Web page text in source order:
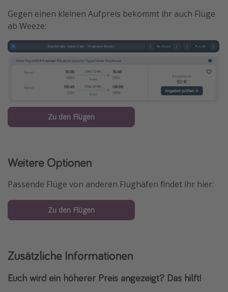
Gegen einen kleinen Aufpreis bekommt ihr auch Flüge
ab Weeze:
Zu den Flügen
Weitere Optionen
Passende Flüge von anderen Flughäfen findet ihr hier:
Zu den Flügen
Zusätzliche Informationen
Euch wird ein höherer Preis angezeigt? Das hilft!